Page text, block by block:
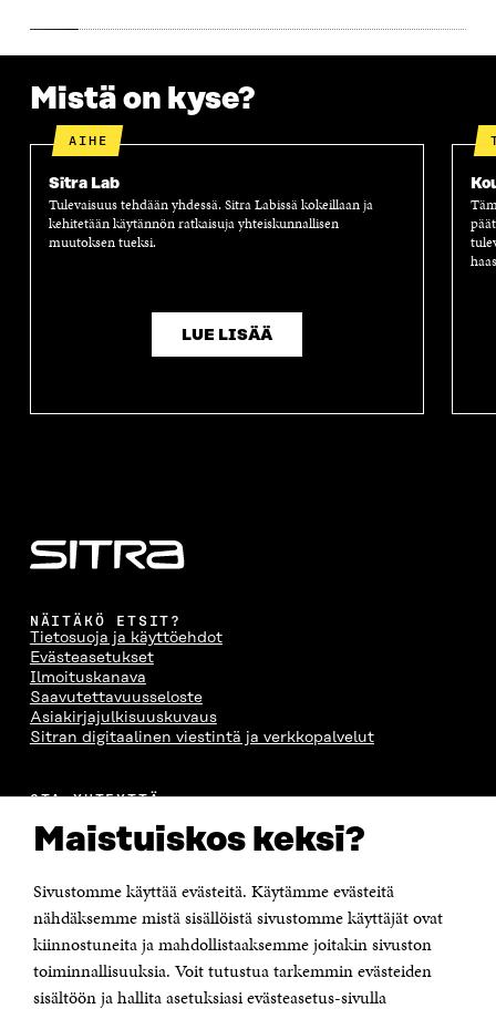
Maistuiskos keksi?
Sivustomme käyttää evästeitä. Käytämme evästeitä
nähdäksemme mistä sisällöistä sivustomme käyttäjät ovat
kiinnostuneita ja mahdollistaaksemme joitakin sivuston
toiminnallisuuksia. Voit tutustua tarkemmin evästeiden
sisältöön ja hallita asetuksiasi evästeasetus-sivulla
Mistä on kyse?
AIHE
Sitra Lab
Tulevaisuus tehdään yhdessä. Sitra Labissä kokeillaan ja
kehitetään käytännön ratkaisuja yhteiskunnallisen
muutoksen tueksi.
LUE LISÄÄ
NÄITÄKÖ ETSIT?
Tietosuoja ja käyttöehdot
Evästeasetukset
Ilmoituskanava
Saavutettavuusseloste
Asiakirjajulkisuuskuvaus
Sitran digitaalinen viestintä ja verkkopalvelut
OTA YHTEYTTÄ
Itämerenkatu 11-13, PL 160,
00181 Helsinki
Puhelin +358 294 618 991
Sähköpostiosoite
Saapumisohjeet
Y-tunnus 0202132-3